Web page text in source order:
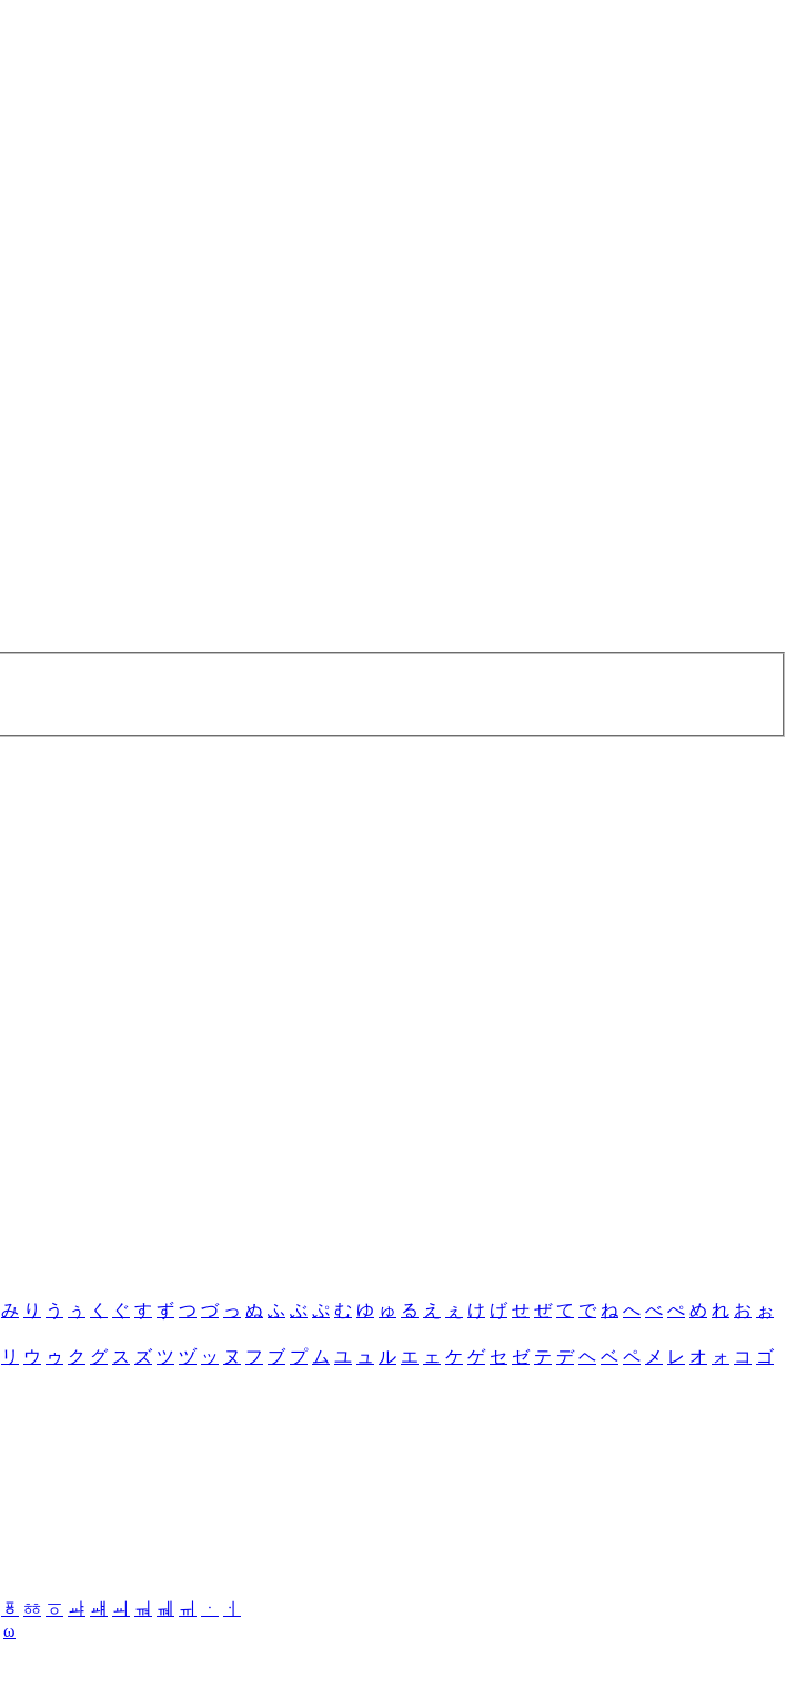
み り う ぅ く ぐ す ず つ づ っ ぬ ふ ぶ ぷ む ゆ ゅ る え ぇ け げ せ ぜ て で ね へ べ ぺ め れ お ぉ
リ ウ ゥ ク グ ス ズ ツ ヅ ッ ヌ フ ブ プ ム ユ ュ ル エ ェ ケ ゲ セ ゼ テ デ ヘ ベ ペ メ レ オ ォ コ ゴ
ㆄ ㆅ ㆆ ㆇ ㆈ ㆉ ㆊ ㆋ ㆌ ㆍ
ㆎ
ω